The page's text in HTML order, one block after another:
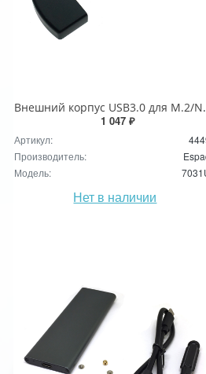
Внешний корпуc
1 047 ₽
Артикул:
Производитель:
Модель:
Нет в наличии